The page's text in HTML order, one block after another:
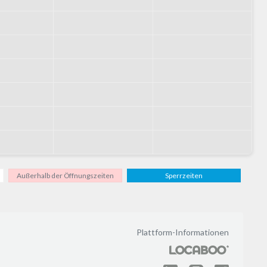
Außerhalb der Öffnungszeiten Sperrzeiten
Plattform-Informationen